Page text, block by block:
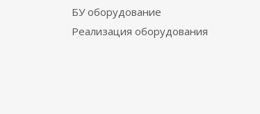
БУ оборудование
Реализация оборудования